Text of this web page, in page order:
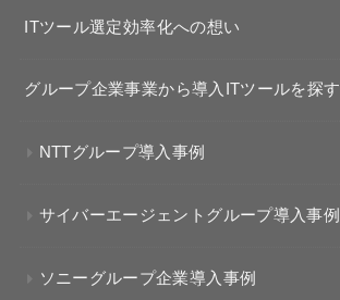
ITツール選定効率化への想い
グループ企業事業から導入ITツールを探す
NTTグループ導入事例
サイバーエージェントグループ導入事例
ソニーグループ企業導入事例